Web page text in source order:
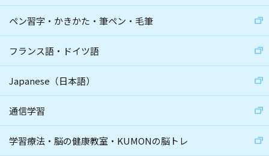
ペン習字・かきかた・筆ペン・毛筆
フランス語・ドイツ語
Japanese（日本語）
通信学習
学習療法・脳の健康教室・KUMONの脳トレ